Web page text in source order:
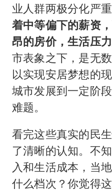
业人群两极分化严重
着中等偏下的薪资
昂的房价，生活压
市表象之下，是无
以实现安居梦想的
城市发展到一定阶
难题。
看完这些真实的民
了清晰的认知。不
入和生活成本，当
什么档次？你觉得